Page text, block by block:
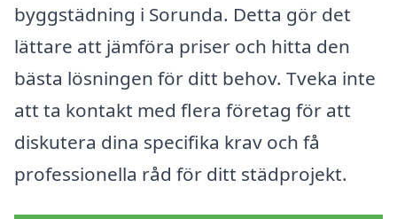
byggstädning i Sorunda. Detta gör det
lättare att jämföra priser och hitta den
bästa lösningen för ditt behov. Tveka inte
att ta kontakt med flera företag för att
diskutera dina specifika krav och få
professionella råd för ditt städprojekt.